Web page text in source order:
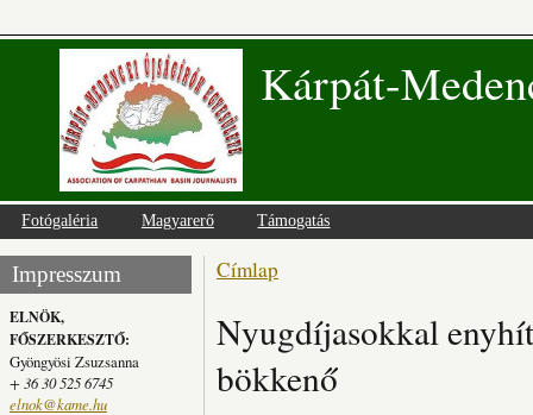
Kárpát-
Fotógaléria Magyarerő Támogatás
Impresszum
ELNÖK,
FŐSZERKESZTŐ:
Gyöngyösi Zsuzsanna
+ 36 30 525 6745
elnok@kame.hu
Jelenlegi hely
Címlap
Nyugdíjasokkal
bökkenő